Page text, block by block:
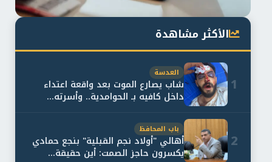
الأكثر مشاهدة
1
العدسة
شاب يصارع الموت بعد واقعة اعتداء
داخل كافيه بـ الحوامدية.. وأسرته...
2
باب المحافظ
أهالي "أولاد نجم القبلية" بنجع حمادي
يكسرون حاجز الصمت: أين حقيقة...